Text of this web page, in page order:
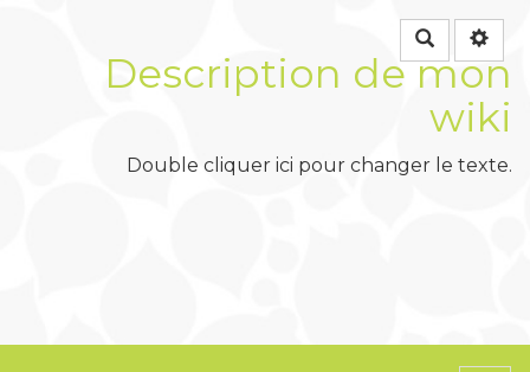
Rechercher
Description de mon
wiki
Double cliquer ici pour changer le texte.